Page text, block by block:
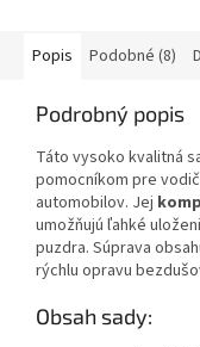
Popis Podobné (8)
Podrobný popis
Táto vysoko kvalitná
pomocníkom pre
automobilov. Jej
umožňujú ľahké
puzdra. Súprava
rýchlu opravu
Obsah sady: